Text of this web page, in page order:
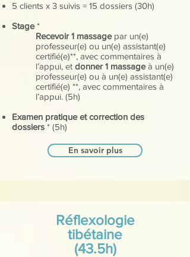
5 clients x 3 suivis = 15 dossiers (30h)
Stage*
Recevoir 1 massagepar un(e)
professeur(e) ou un(e) assistant(e)
certifié(e)**, avec commentaires à
l’appui, et donner 1 massageà un(e)
professeur(e) ou à un(e) assistant(e)
certifié(e) **, avec commentaires à
l’appui. (5h)
Examen pratique et correction des
dossiers * (5h)
En savoir plus
Réflexologie
tibétaine
(43.5h)